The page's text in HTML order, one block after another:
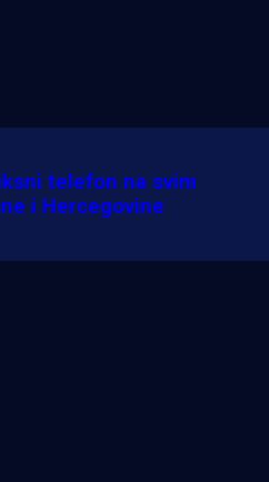
telefon na svim
i Hercegovine